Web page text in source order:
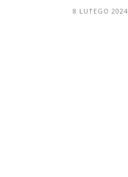
8 LUTEGO 2024